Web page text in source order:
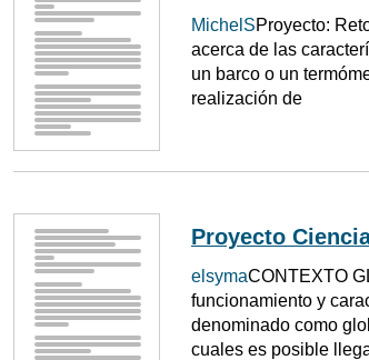
MichelSProyecto:
acerca de las
un barco o un
realización de
Proyecto
elsymaCONTEXTO
funcionamiento y
denominado como
cuales es posible